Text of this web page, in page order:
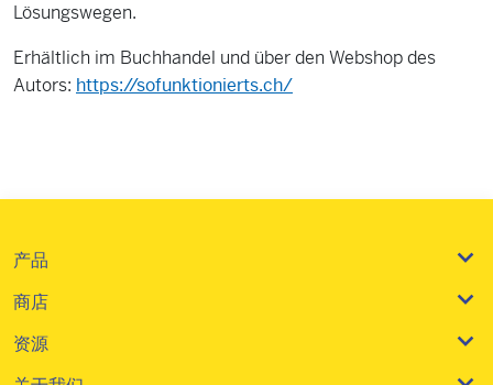
Lösungswegen.
Erhältlich im Buchhandel und über den Webshop des
Autors: https://sofunktionierts.ch/
产品
商店
资源